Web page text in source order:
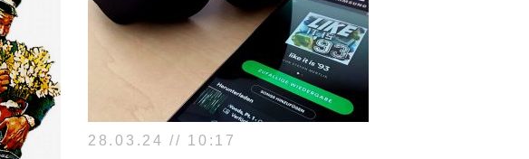
28.03.24 // 10:17